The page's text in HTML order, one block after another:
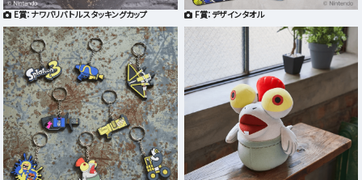
E賞：ナワバリバトル スタッキングカップ F賞：デザインタオル